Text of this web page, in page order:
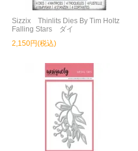
Sizzix Thinlits Dies By Tim Holtz
Falling Stars ダイ
2,150円(税込)